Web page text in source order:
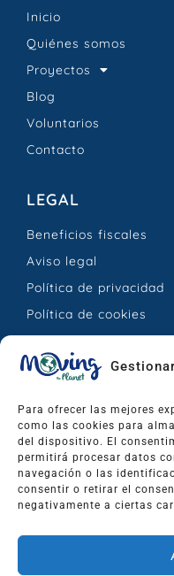
Para ofrecer las mejores
como las cookies para
del dispositivo. El
permitirá procesar datos
navegación o las
consentir o retirar el
negativamente a ciertas
Inicio
Quiénes somos
Proyectos
Blog
Voluntarios
Contacto
LEGAL
Beneficios fiscales
Aviso legal
Política de privacidad
Política de cookies
CONTACTO
Calle Jesús
Santa Cruz de
+34 673 576 744